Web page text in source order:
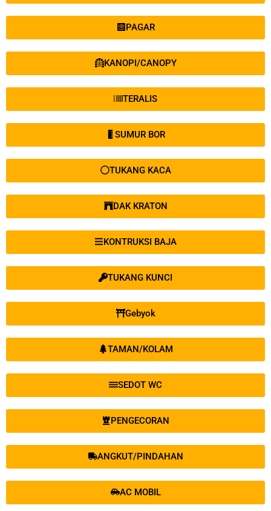
PAGAR
KANOPI/CANOPY
TERALIS
SUMUR BOR
TUKANG KACA
DAK KRATON
KONTRUKSI BAJA
TUKANG KUNCI
Gebyok
TAMAN/KOLAM
SEDOT WC
PENGECORAN
ANGKUT/PINDAHAN
AC MOBIL